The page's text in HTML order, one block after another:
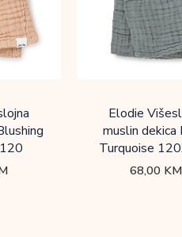
Elodie
muslin dekica
Turquoise
68,00 KM